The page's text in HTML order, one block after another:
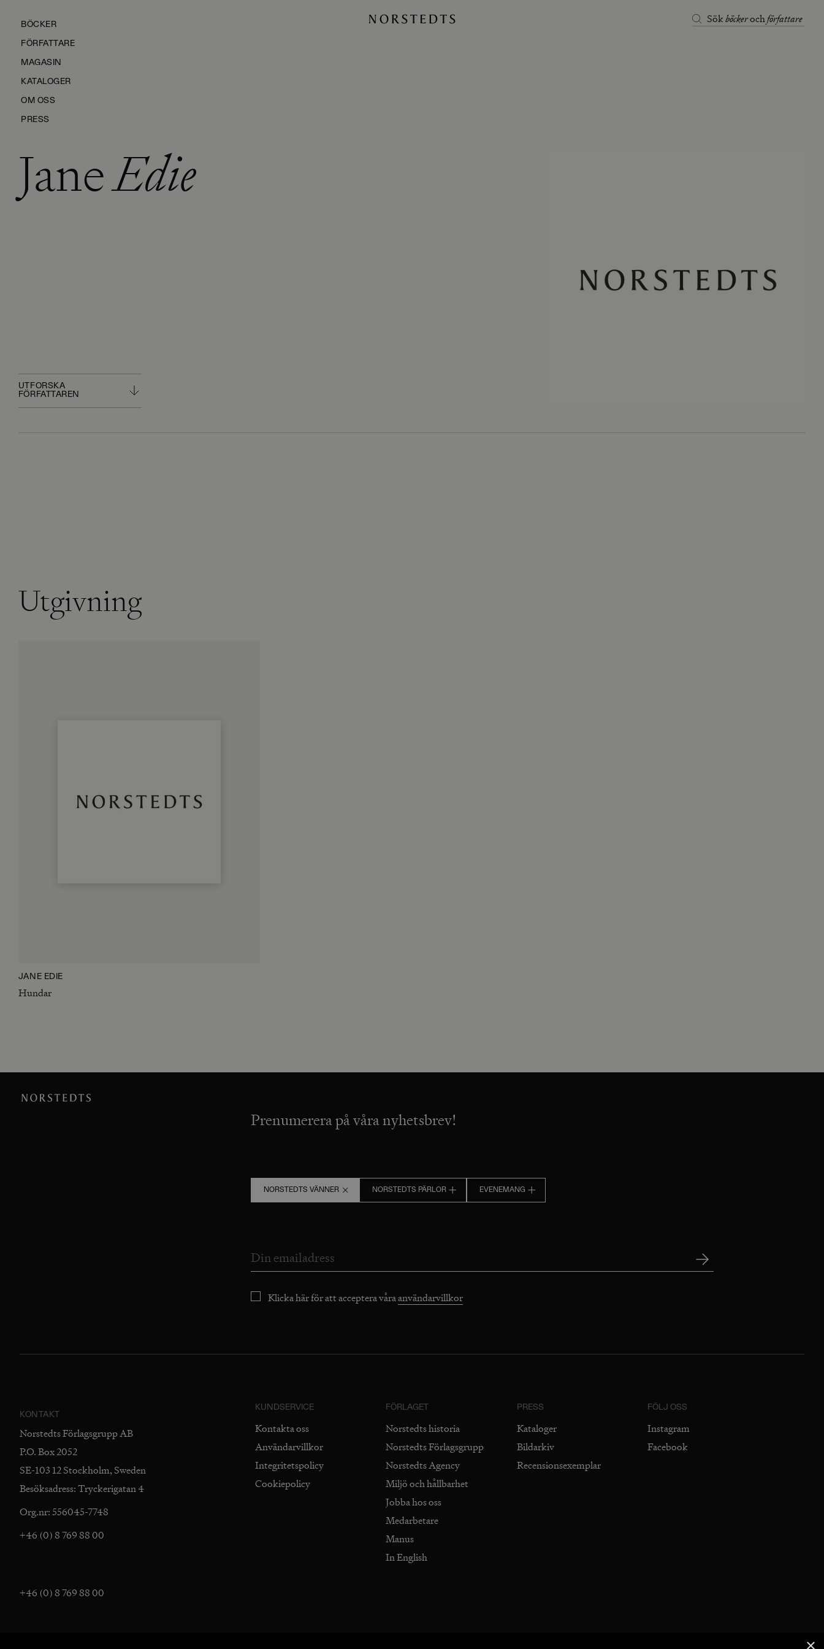
Sökböckerochförfattare
BÖCKER
FÖRFATTARE
MAGASIN
KATALOGER
OM OSS
PRESS
KONTAKTA OSS
HÅLLBARHET
JaneEdie
UTFORSKA
FÖRFATTAREN
Utgivning
JANE EDIE
Hundar
Prenumerera på våra nyhetsbrev!
NORSTEDTS VÄNNER NORSTEDTS PÄRLOR EVENEMANG
Klicka här för att acceptera våraanvändarvillkor
KONTAKT
Norstedts Förlagsgrupp AB
P.O. Box 2052
SE-103 12 Stockholm, Sweden
Besöksadress: Tryckerigatan 4
Org.nr: 556045-7748
+46 (0) 8 769 88 00
+46 (0) 8 769 88 00
KUNDSERVICE
Kontakta oss
Användarvillkor
Integritetspolicy
Cookiepolicy
FÖRLAGET
Norstedts historia
Norstedts Förlagsgrupp
Norstedts Agency
Miljö och hållbarhet
Jobba hos oss
Medarbetare
Manus
In English
PRESS
Kataloger
Bildarkiv
Recensionsexemplar
FÖLJ OSS
Instagram
Facebook